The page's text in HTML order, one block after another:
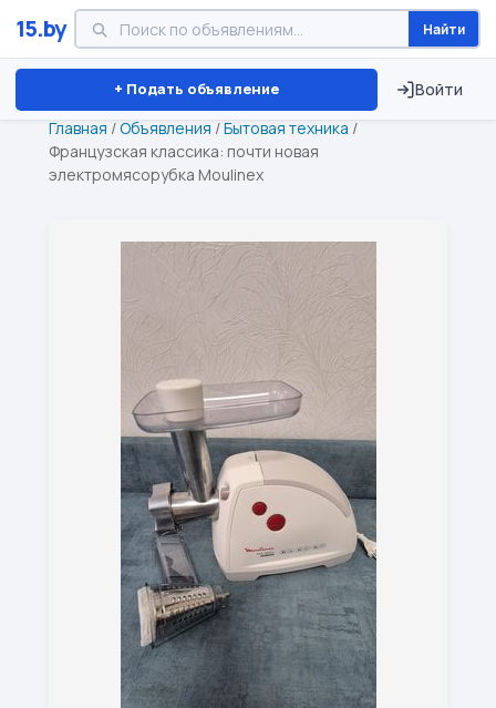
15.by Найти
+ Подать объявление Войти
Минск Витебск Брест ⏱ ТОЛЬКО 15 ДНЕЙ
Главная /Объявления /Бытовая техника /
Французская классика: почти новая
электромясорубка Moulinex